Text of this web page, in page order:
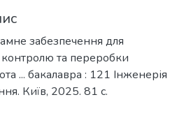
забезпечення для
контролю та переробки
... бакалавра : 121 Інженерія
Київ, 2025. 81 с.